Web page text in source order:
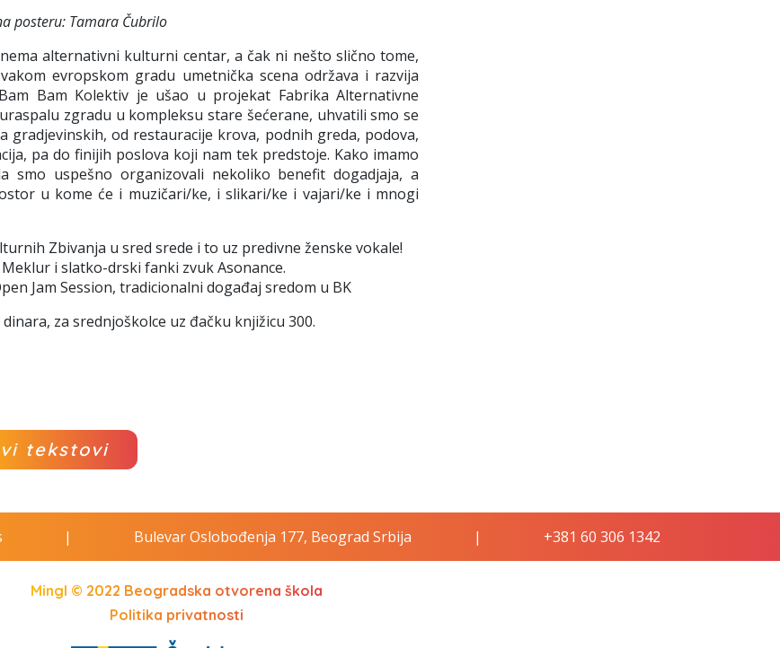
posteru: Tamara Čubrilo
alternativni kulturni centar, a čak ni nešto slično tome,
evropskom gradu umetnička scena održava i razvija
Bam Kolektiv je ušao u projekat Fabrika Alternativne
zgradu u kompleksu stare šećerane, uhvatili smo se
gradjevinskih, od restauracije krova, podnih greda, podova,
pa do finijih poslova koji nam tek predstoje. Kako imamo
smo uspešno organizovali nekoliko benefit dogadjaja, a
u kome će i muzičari/ke, i slikari/ke i vajari/ke i mnogi
Zbivanja u sred srede i to uz predivne ženske vokale!
i slatko-drski fanki zvuk Asonance.
Jam Session, tradicionalni događaj sredom u BK
za srednjoškolce uz đačku knjižicu 300.
tekstovi
| Bulevar Oslobođenja 177, Beograd Srbija | +381 60 306 1342
Mingl © 2022 Beogradska otvorena škola
Politika privatnosti